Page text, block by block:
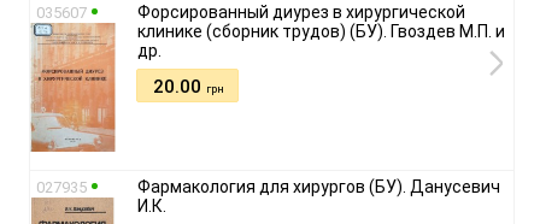
035607
Форсированный диурез в хирургической
клинике (сборник трудов) (БУ). Гвоздев М.П. и
др.
20.00 грн
027935
Фармакология для хирургов (БУ). Данусевич
И.К.